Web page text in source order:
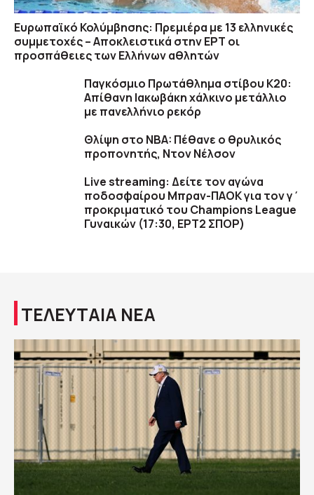
Ευρωπαϊκό Κολύμβησης: Πρεμιέρα με 13 ελληνικές
συμμετοχές – Αποκλειστικά στην ΕΡΤ οι
προσπάθειες των Ελλήνων αθλητών
Παγκόσμιο Πρωτάθλημα στίβου Κ20:
Απίθανη Ιακωβάκη χάλκινο μετάλλιο
με πανελλήνιο ρεκόρ
Θλίψη στο NBA: Πέθανε ο θρυλικός
προπονητής, Ντον Νέλσον
Live streaming: Δείτε τον αγώνα
ποδοσφαίρου Μπραν-ΠΑΟΚ για τον γ΄
προκριματικό του Champions League
Γυναικών (17:30, ΕΡΤ2 ΣΠΟΡ)
ΤΕΛΕΥΤΑΙΑ ΝΕΑ